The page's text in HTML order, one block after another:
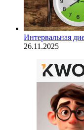
Интервальная
26.11.2025